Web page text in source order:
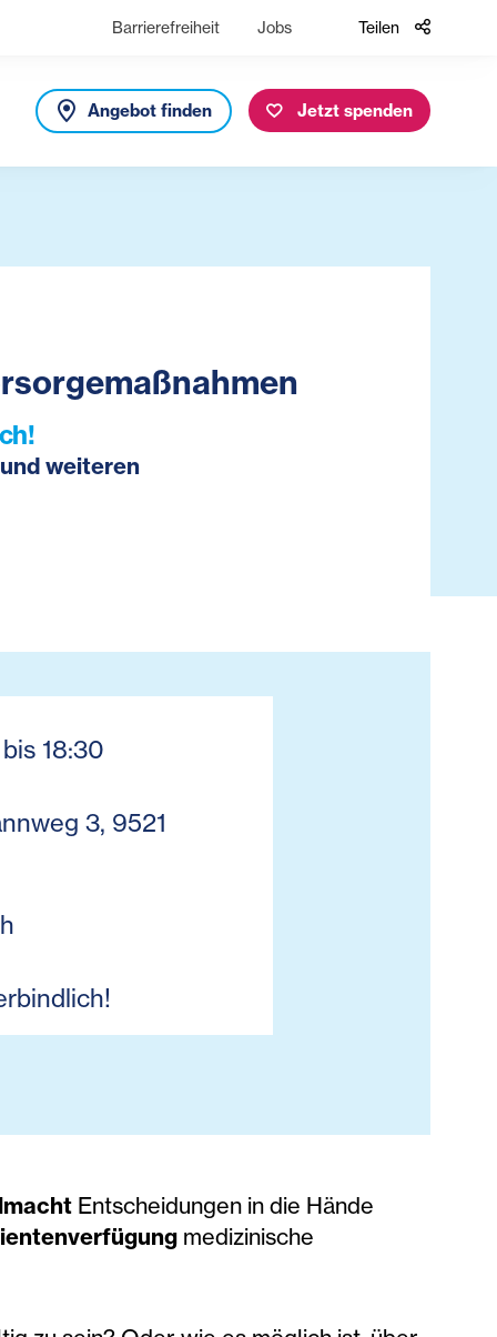
Barrierefreiheit Jobs Teilen
Angebot finden Jetzt spenden
weiteren
18:30
3, 9521
Entscheidungen in die Hände
medizinische